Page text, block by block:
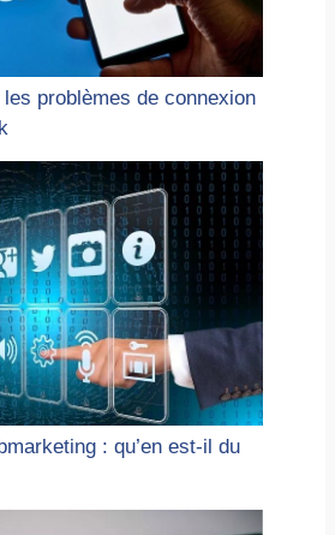
problèmes de connexion
: qu’en est-il du